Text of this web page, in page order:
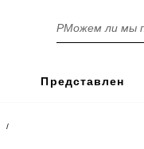
А
в
о
Представлен
/